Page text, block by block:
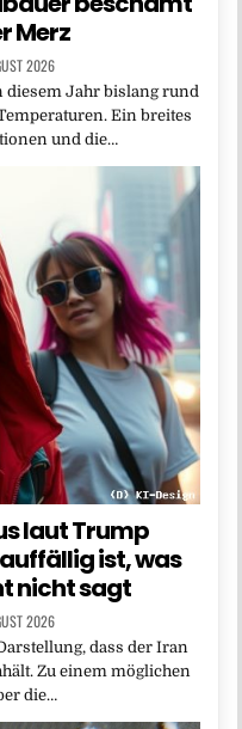
Merz
2026
diesem Jahr bislang rund
Ein breites
und die…
laut Trump
ist, was
nicht sagt
2026
dass der Iran
Zu einem möglichen
die…